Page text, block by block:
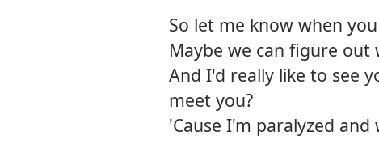
So let me know when
Maybe we can figure
And I'd really like to see
meet you?
'Cause I'm paralyzed